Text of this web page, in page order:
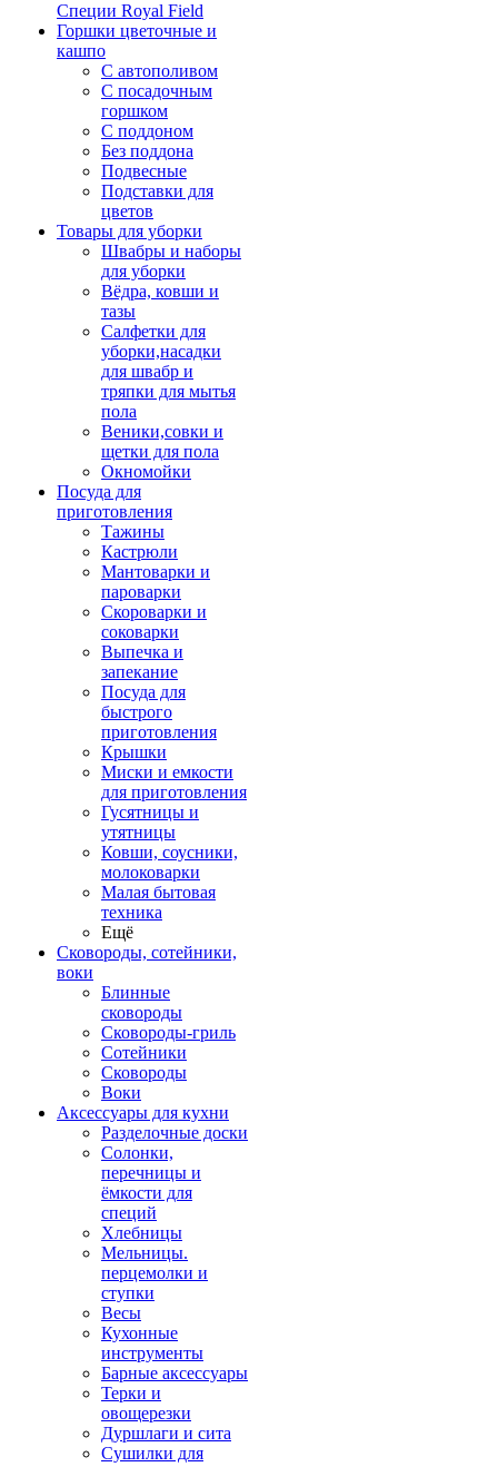
Специи Royal Field
Горшки цветочные и
кашпо
С автополивом
С посадочным
горшком
С поддоном
Без поддона
Подвесные
Подставки для
цветов
Товары для уборки
Швабры и наборы
для уборки
Вёдра, ковши и
тазы
Салфетки для
уборки,насадки
для швабр и
тряпки для мытья
пола
Веники,совки и
щетки для пола
Окномойки
Посуда для
приготовления
Тажины
Кастрюли
Мантоварки и
пароварки
Скороварки и
соковарки
Выпечка и
запекание
Посуда для
быстрого
приготовления
Крышки
Миски и емкости
для приготовления
Гусятницы и
утятницы
Ковши, соусники,
молоковарки
Малая бытовая
техника
Ещё
Сковороды, сотейники,
воки
Блинные
сковороды
Сковороды-гриль
Сотейники
Сковороды
Воки
Аксессуары для кухни
Разделочные доски
Солонки,
перечницы и
ёмкости для
специй
Хлебницы
Мельницы.
перцемолки и
ступки
Весы
Кухонные
инструменты
Барные аксессуары
Терки и
овощерезки
Дуршлаги и сита
Сушилки для